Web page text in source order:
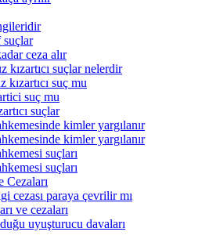
suçlar
ceza alır
kızartıcı suçlar nelerdir
suç mu
suç mu
suçlar
kimler yargılanır
kimler yargılanır
suçları
suçları
Cezaları
cezası paraya çevrilir mı
ve cezaları
uyuşturucu davaları